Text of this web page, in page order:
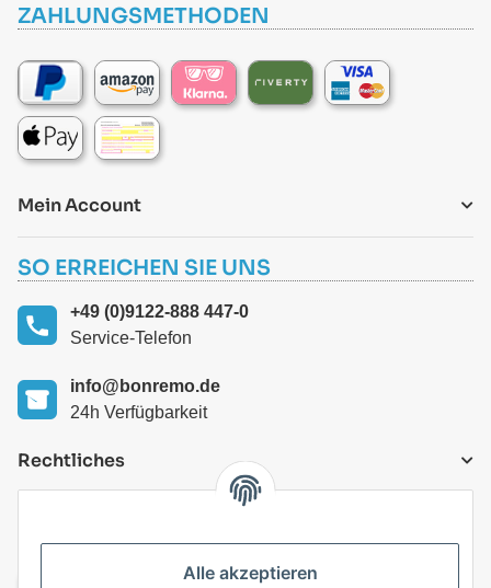
ZAHLUNGSMETHODEN
Mein Account
SO ERREICHEN SIE UNS
+49 (0)9122-888 447-0
Service-Telefon
info@bonremo.de
24h Verfügbarkeit
Rechtliches
Alle akzeptieren